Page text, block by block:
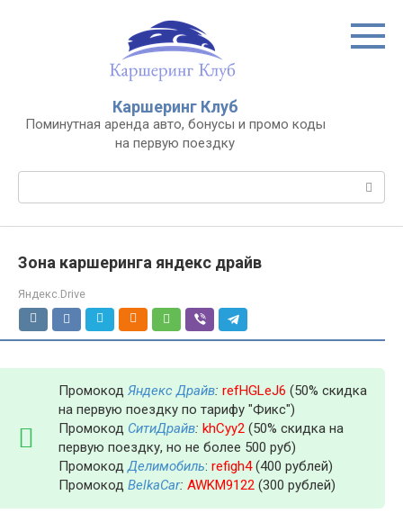
Каршеринг Клуб
Поминутная аренда авто, бонусы и промо коды
на первую поездку
Поиск:
Зона каршеринга яндекс драйв
Яндекс.Drive
Промокод Яндекс Драйв: refHGLeJ6 (50% скидка
на первую поездку по тарифу "Фикс")
Промокод СитиДрайв: khCyy2 (50% скидка на
первую поездку, но не более 500 руб)
ПромокодДелимобиль: refigh4(400 рублей)
Промокод BelkaCar: AWKM9122 (300 рублей)